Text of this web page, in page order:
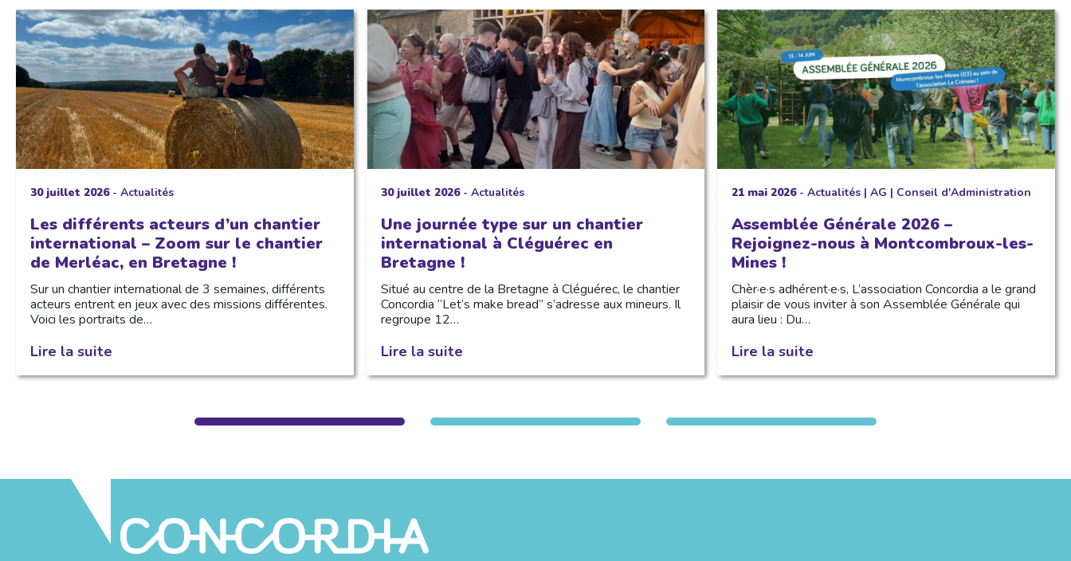
30 juillet 2026- Actualités
Les différents acteurs d’un chantier
international – Zoom sur le chantier
de Merléac, en Bretagne !
Sur un chantier international de 3 semaines, différents
acteurs entrent en jeux avec des missions différentes.
Voici les portraits de…
Lire la suite
30 juillet 2026- Actualités
Une journée type sur un chantier
international à Cléguérec en
Bretagne !
Situé au centre de la Bretagne à Cléguérec, le chantier
Concordia “Let’s make bread” s’adresse aux mineurs. Il
regroupe 12…
Lire la suite
21 mai 2026- Actualités| AG | Conseil d'Administration
Assemblée Générale 2026 –
Rejoignez-nous à Montcombroux-les-
Mines !
Chèr·e·s adhérent·e·s, L’association Concordia a le grand
plaisir de vous inviter à son Assemblée Générale qui
aura lieu : Du…
Lire la suite